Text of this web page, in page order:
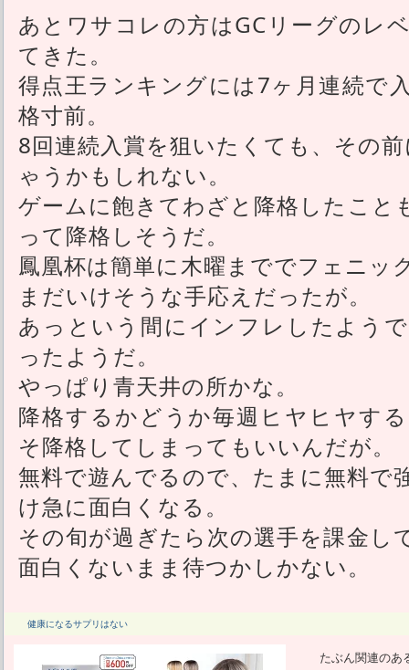
あとワサコレの方はGCリーグのレ
てきた。
得点王ランキングには7ヶ月連続で
格寸前。
8回連続入賞を狙いたくても、その
ゃうかもしれない。
ゲームに飽きてわざと降格したこと
って降格しそうだ。
鳳凰杯は簡単に木曜まででフェニッ
まだいけそうな手応えだったが。
あっという間にインフレしたよう
ったようだ。
やっぱり青天井の所かな。
降格するかどうか毎週ヒヤヒヤす
そ降格してしまってもいいんだが。
無料で遊んでるので、たまに無料で
け急に面白くなる。
その旬が過ぎたら次の選手を課金し
面白くないまま待つかしかない。
健康になるサプリはない
たぶん関連のあ